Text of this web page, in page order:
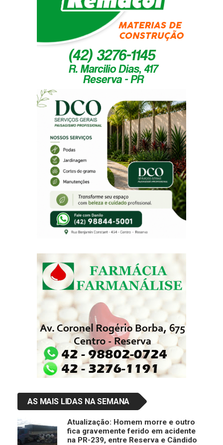
AS MAIS LIDAS NA SEMANA
Atualização: Homem morre e outro
fica gravemente ferido em acidente
na PR-239, entre Reserva e Cândido